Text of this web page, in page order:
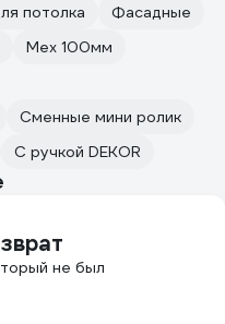
потолка
Фасадные
Мех 100мм
Сменные мини ролик
С ручкой DEKOR
не был